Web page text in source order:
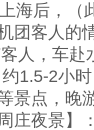
海后，（
团客人的
人，车赴
1.5-2小
景点，晚
庄夜景】